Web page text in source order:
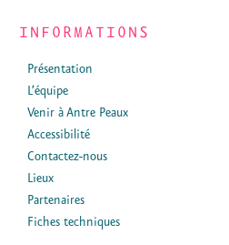
INFORMATIONS
Présentation
L’équipe
Venir à Antre Peaux
Accessibilité
Contactez-nous
Lieux
Partenaires
Fiches techniques